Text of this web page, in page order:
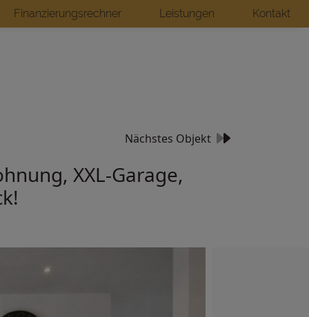
Finanzierungsrechner Leistungen Kontakt
Nächstes Objekt
XXL-Garage,